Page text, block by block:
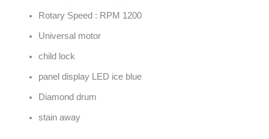
Rotary Speed : RPM 1200
Universal motor
child lock
panel display LED ice blue
Diamond drum
stain away